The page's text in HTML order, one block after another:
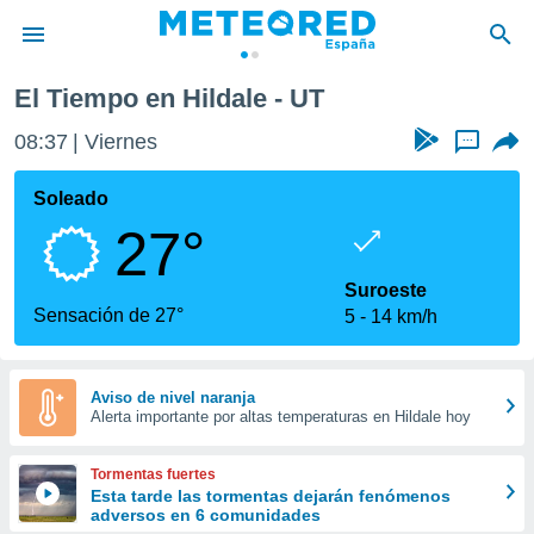
de
por
que se
calidad.
a este
las
y
forma
digital
basada
El Tiempo en Hildale - UT
08:37 Viernes ...
Soleado
27°
Sensación de 27°
Suroeste
5
14 km/h
Aviso de nivel naranja
Alerta importante por altas temperaturas en Hildale hoy
Tormentas fuertes
Esta tarde las tormentas dejarán fenómenos
adversos en 6 comunidades